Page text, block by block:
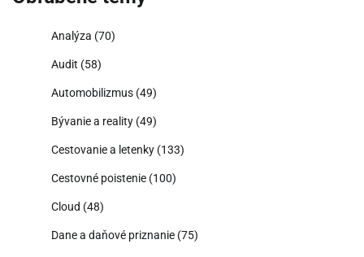
Analýza (70)
Audit (58)
Automobilizmus (49)
Bývanie a reality (49)
Cestovanie a letenky (133)
Cestovné poistenie (100)
Cloud (48)
Dane a daňové priznanie (75)